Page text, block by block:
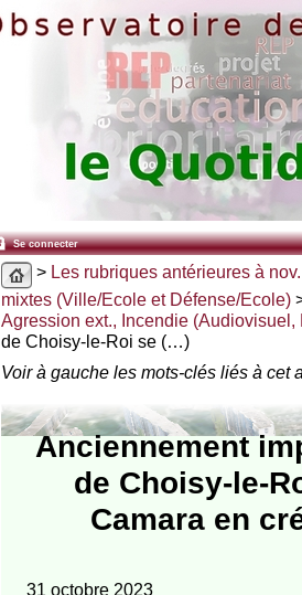
Se connecter
> Les rubriques antérieures à
mixtes (Ville/Ecole et Défense/Ecole)
Agression ext., Incendie (Audiovisuel,
de Choisy-le-Roi se (…)
Voir à gauche les mots-clés liés à cet
Anciennement
de Choisy-le-
Camara en
31 octobre 2023